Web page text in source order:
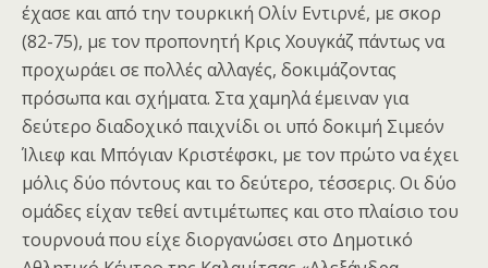
έχασε και από την τουρκική Ολίν Εντιρνέ, με σκορ
(82-75), με τον προπονητή Κρις Χουγκάζ πάντως να
προχωράει σε πολλές αλλαγές, δοκιμάζοντας
πρόσωπα και σχήματα. Στα χαμηλά έμειναν για
δεύτερο διαδοχικό παιχνίδι οι υπό δοκιμή Σιμεόν
Ίλιεφ και Μπόγιαν Κριστέφσκι, με τον πρώτο να έχει
μόλις δύο πόντους και το δεύτερο, τέσσερις. Οι δύο
ομάδες είχαν τεθεί αντιμέτωπες και στο πλαίσιο του
τουρνουά που είχε διοργανώσει στο Δημοτικό